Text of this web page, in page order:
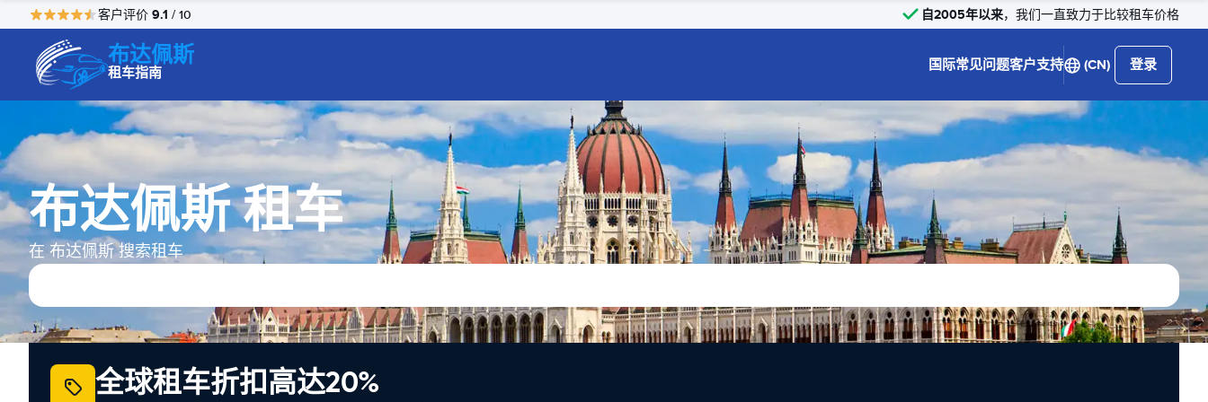
客户评价 9.1 / 10 自2005年以来，我们一直致力于比较租车价格
布达佩斯
租车指南 国际常见问题客户支持 (CN) 登录
布达佩斯 租车
在 布达佩斯 搜索租车
全球租车折扣高达20%